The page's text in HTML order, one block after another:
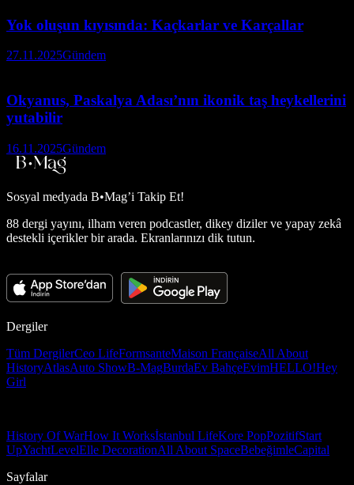
Yok oluşun kıyısında: Kaçkarlar ve Karçallar
27.11.2025Gündem
Okyanus, Paskalya Adası’nın ikonik taş heykellerini
yutabilir
16.11.2025Gündem
Sosyal medyada B•Mag’i Takip Et!
88 dergi yayını, ilham veren podcastler, dikey diziler ve yapay zekâ
destekli içerikler bir arada. Ekranlarınızı dik tutun.
Dergiler
Tüm DergilerCeo LifeFormsanteMaison FrançaiseAll About
HistoryAtlasAuto ShowB-MagBurdaEv BahçeEvimHELLO!Hey
Girl
History Of WarHow It Worksİstanbul LifeKore PopPozitifStart
UpYachtLevelElle DecorationAll About SpaceBebeğimleCapital
Sayfalar